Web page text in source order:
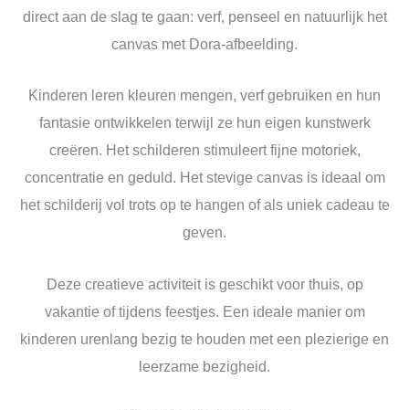
direct aan de slag te gaan: verf, penseel en natuurlijk het
canvas met Dora-afbeelding.
Kinderen leren kleuren mengen, verf gebruiken en hun
fantasie ontwikkelen terwijl ze hun eigen kunstwerk
creëren. Het schilderen stimuleert fijne motoriek,
concentratie en geduld. Het stevige canvas is ideaal om
het schilderij vol trots op te hangen of als uniek cadeau te
geven.
Deze creatieve activiteit is geschikt voor thuis, op
vakantie of tijdens feestjes. Een ideale manier om
kinderen urenlang bezig te houden met een plezierige en
leerzame bezigheid.